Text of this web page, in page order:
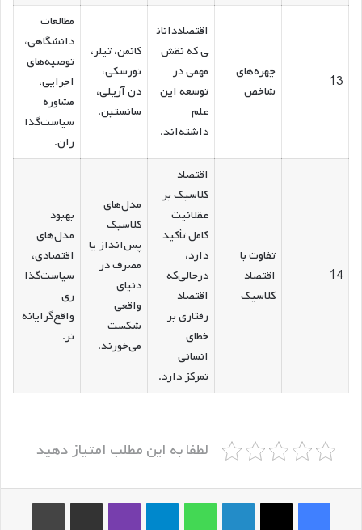
13
چهره‌های
شاخص
اقتصاددانان
ی که نقش
مهمی در
توسعه این
علم
داشته‌اند.
کانمن، تیلر،
تورسکی،
دن آریلی،
سانستین.
مطالعات
دانشگاهی،
توصیه‌های
اجرایی،
مشاوره
سیاست‌گذا
ران.
14
تفاوت با
اقتصاد
کلاسیک
اقتصاد
کلاسیک بر
عقلانیت
کامل تأکید
دارد،
درحالی‌که
اقتصاد
رفتاری بر
خطای
انسانی
تمرکز دارد.
مدل‌های
کلاسیک
پس‌انداز یا
مصرف در
دنیای
واقعی
شکست
می‌خورند.
بهبود
مدل‌های
اقتصادی،
سیاست‌گذا
ری
واقع‌گرایانه‌
تر.
لطفا به این مطلب امتیاز دهید
فیس بوک ایکس لینکدین واتس آپ تلگرام وایبر اشتراک گذاری از طریق ایمیل چاپ